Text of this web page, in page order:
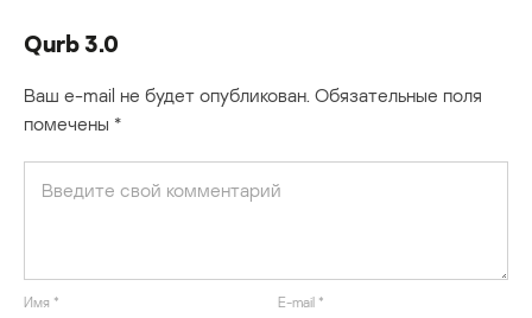
Qurb 3.0
Ваш e-mail не будет опубликован. Обязательные поля
помечены *
Имя * E-mail *